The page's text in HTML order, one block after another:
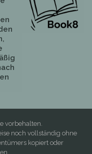
vorbehalten.
noch vollständig ohne
kopiert oder